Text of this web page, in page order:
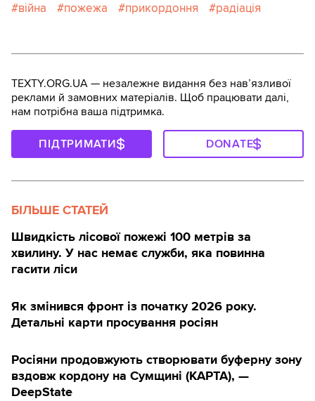
війна пожежа прикордоння радіація
TEXTY.ORG.UA — незалежне видання без навʼязливої
реклами й замовних матеріалів. Щоб працювати далі,
нам потрібна ваша підтримка.
ПІДТРИМАТИ DONATE
БІЛЬШЕ СТАТЕЙ
Швидкість лісової пожежі 100 метрів за
хвилину. У нас немає служби, яка повинна
гасити ліси
Як змінився фронт із початку 2026 року.
Детальні карти просування росіян
Росіяни продовжують створювати буферну зону
вздовж кордону на Сумщині (КАРТА), —
DeepState